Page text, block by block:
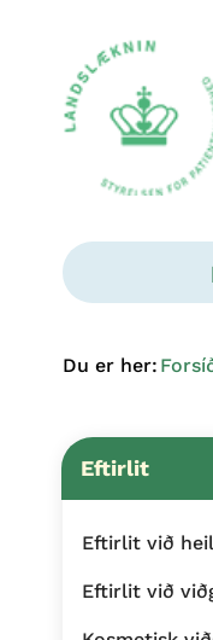
Du er her:
Eftirlit
Eftirlit við
Eftirlit við